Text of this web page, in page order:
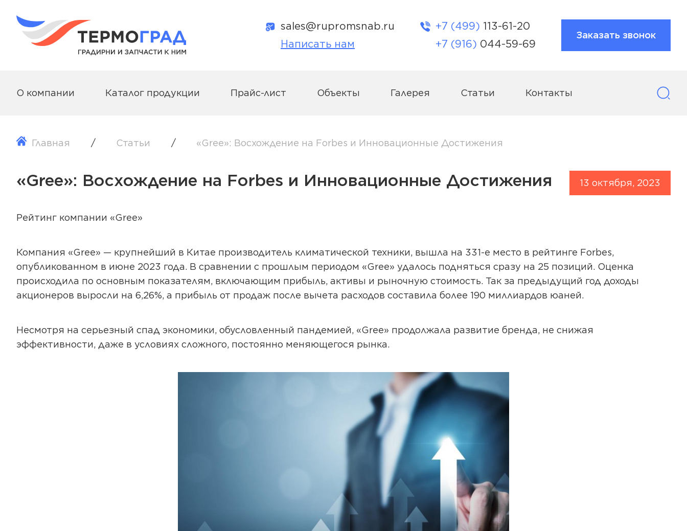
sales@rupromsnab.ru
Написать нам
+7 (499) 113-61-20
+7 (916) 044-59-69
Заказать звонок
О компании Каталог продукции Прайс-лист Объекты Галерея Статьи Контакты
Главная Статьи «Gree»: Восхождение на Forbes и Инновационные Достижения
13 октября, 2023
«Gree»: Восхождение на Forbes и Инновационные Достижения
Рейтинг компании «Gree»
Компания «Gree» — крупнейший в Китае производитель климатической техники, вышла на 331-е место в рейтинге Forbes,
опубликованном в июне 2023 года. В сравнении с прошлым периодом «Gree» удалось подняться сразу на 25 позиций. Оценка
происходила по основным показателям, включающим прибыль, активы и рыночную стоимость. Так за предыдущий год доходы
акционеров выросли на 6,26%, а прибыль от продаж после вычета расходов составила более 190 миллиардов юаней.
Несмотря на серьезный спад экономики, обусловленный пандемией, «Gree» продолжала развитие бренда, не снижая
эффективности, даже в условиях сложного, постоянно меняющегося рынка.